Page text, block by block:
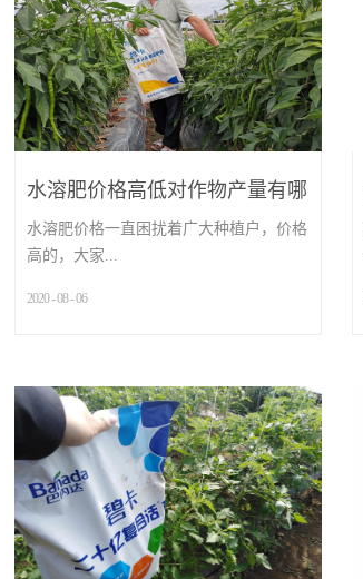
水溶肥价格高低对作物产量有哪
些影响？
水溶肥价格一直困扰着广大种植户，价格
高的，大家...
2020-08-06